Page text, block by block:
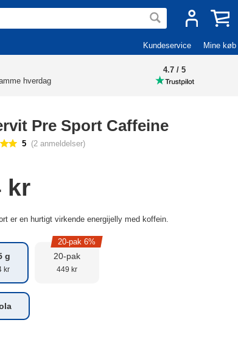
Kundeservice Mine køb
hverdag
4.7 / 5
Pre Sport Caffeine
5 (2 anmeldelser)
kr
er en hurtigt virkende energijelly med koffein.
g
kr
20-pak
449 kr
20-pak 6%